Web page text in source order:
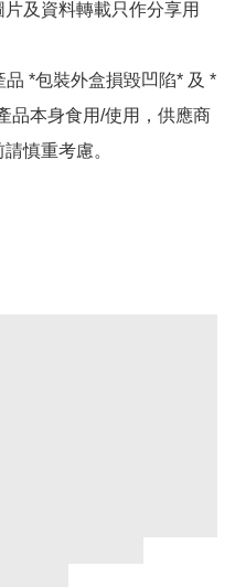
及資料轉載只作分享用
*包裝外盒損毀凹陷* 及 *
品本身食用/使用，供應商
慎重考慮。